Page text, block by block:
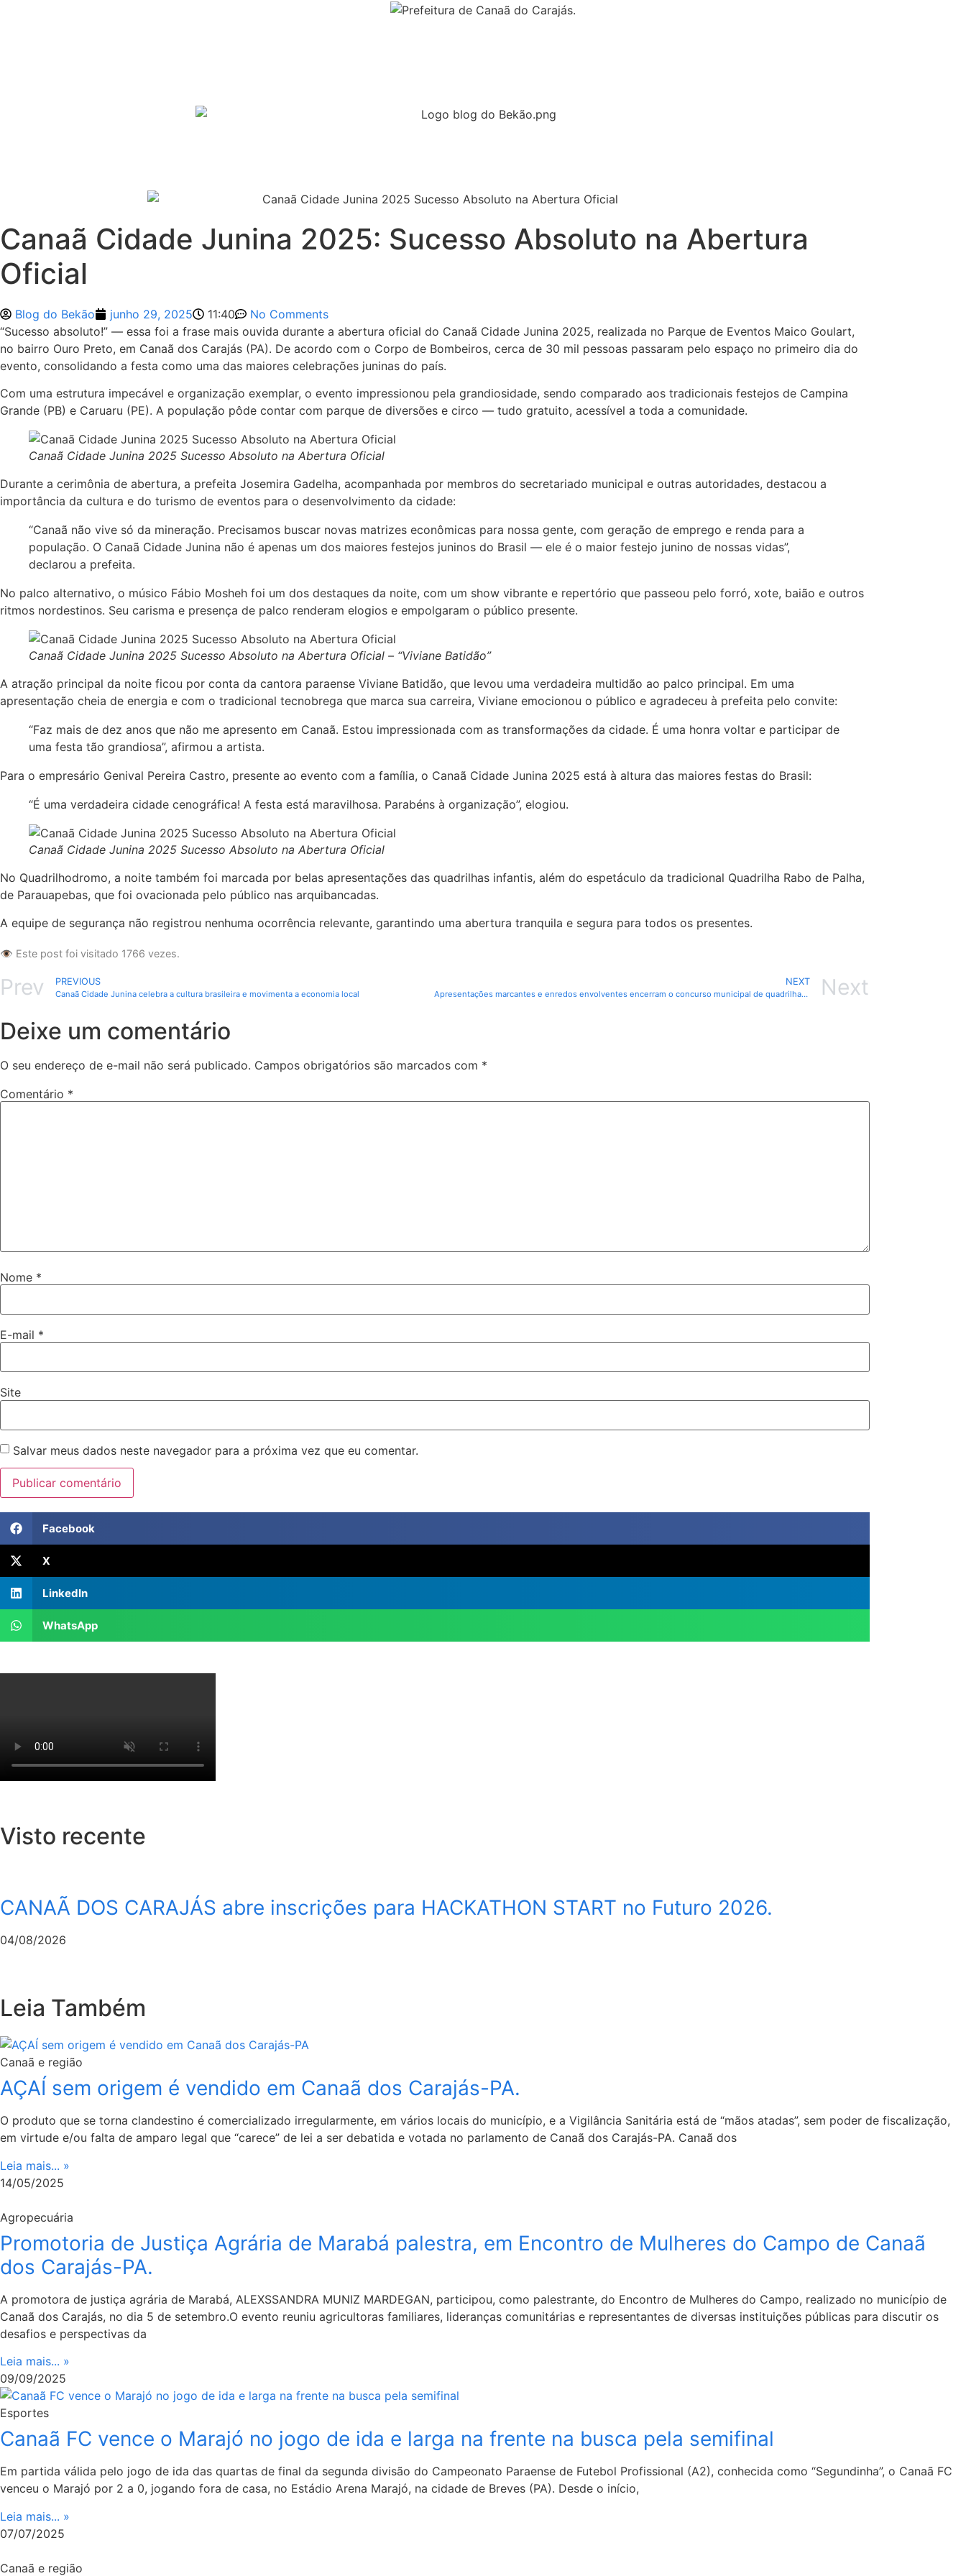
Canaã Cidade Junina 2025: Sucesso Absoluto na Abertura
Oficial
Blog do Bekão junho 29, 2025 11:40
No Comments
“Sucesso absoluto!” — essa foi a frase mais ouvida durante a abertura oficial do Canaã Cidade Junina 2025, realizada no Parque de Eventos Maico Goulart,
no bairro Ouro Preto, em Canaã dos Carajás (PA). De acordo com o Corpo de Bombeiros, cerca de 30 mil pessoas passaram pelo espaço no primeiro dia do
evento, consolidando a festa como uma das maiores celebrações juninas do país.
Com uma estrutura impecável e organização exemplar, o evento impressionou pela grandiosidade, sendo comparado aos tradicionais festejos de Campina
Grande (PB) e Caruaru (PE). A população pôde contar com parque de diversões e circo — tudo gratuito, acessível a toda a comunidade.
Canaã Cidade Junina 2025 Sucesso Absoluto na Abertura Oficial
Durante a cerimônia de abertura, a prefeita Josemira Gadelha, acompanhada por membros do secretariado municipal e outras autoridades, destacou a
importância da cultura e do turismo de eventos para o desenvolvimento da cidade:
“Canaã não vive só da mineração. Precisamos buscar novas matrizes econômicas para nossa gente, com geração de emprego e renda para a
população. O Canaã Cidade Junina não é apenas um dos maiores festejos juninos do Brasil — ele é o maior festejo junino de nossas vidas”,
declarou a prefeita.
No palco alternativo, o músico Fábio Mosheh foi um dos destaques da noite, com um show vibrante e repertório que passeou pelo forró, xote, baião e outros
ritmos nordestinos. Seu carisma e presença de palco renderam elogios e empolgaram o público presente.
Canaã Cidade Junina 2025 Sucesso Absoluto na Abertura Oficial – “Viviane Batidão”
A atração principal da noite ficou por conta da cantora paraense Viviane Batidão, que levou uma verdadeira multidão ao palco principal. Em uma
apresentação cheia de energia e com o tradicional tecnobrega que marca sua carreira, Viviane emocionou o público e agradeceu à prefeita pelo convite:
“Faz mais de dez anos que não me apresento em Canaã. Estou impressionada com as transformações da cidade. É uma honra voltar e participar de
uma festa tão grandiosa”, afirmou a artista.
Para o empresário Genival Pereira Castro, presente ao evento com a família, o Canaã Cidade Junina 2025 está à altura das maiores festas do Brasil:
“É uma verdadeira cidade cenográfica! A festa está maravilhosa. Parabéns à organização”, elogiou.
Canaã Cidade Junina 2025 Sucesso Absoluto na Abertura Oficial
No Quadrilhodromo, a noite também foi marcada por belas apresentações das quadrilhas infantis, além do espetáculo da tradicional Quadrilha Rabo de Palha,
de Parauapebas, que foi ovacionada pelo público nas arquibancadas.
A equipe de segurança não registrou nenhuma ocorrência relevante, garantindo uma abertura tranquila e segura para todos os presentes.
👁️ Este post foi visitado 1766 vezes.
Prev PREVIOUS
Canaã Cidade Junina celebra a cultura brasileira e movimenta a economia local
NEXT
Apresentações marcantes e enredos envolventes encerram o concurso municipal de quadrilhas no Canaã Cidade Junina Next
Deixe um comentário
O seu endereço de e-mail não será publicado. Campos obrigatórios são marcados com *
Comentário *
Nome *
E-mail *
Site
Salvar meus dados neste navegador para a próxima vez que eu comentar.
Facebook
X
LinkedIn
WhatsApp
Visto recente
CANAÃ DOS CARAJÁS abre inscrições para HACKATHON START no Futuro 2026.
04/08/2026
Leia Também
Canaã e região
AÇAÍ sem origem é vendido em Canaã dos Carajás-PA.
O produto que se torna clandestino é comercializado irregularmente, em vários locais do município, e a Vigilância Sanitária está de “mãos atadas”, sem poder de fiscalização,
em virtude e/ou falta de amparo legal que “carece” de lei a ser debatida e votada no parlamento de Canaã dos Carajás-PA. Canaã dos
Leia mais... »
14/05/2025
Agropecuária
Promotoria de Justiça Agrária de Marabá palestra, em Encontro de Mulheres do Campo de Canaã
dos Carajás-PA.
A promotora de justiça agrária de Marabá, ALEXSSANDRA MUNIZ MARDEGAN, participou, como palestrante, do Encontro de Mulheres do Campo, realizado no município de
Canaã dos Carajás, no dia 5 de setembro.O evento reuniu agricultoras familiares, lideranças comunitárias e representantes de diversas instituições públicas para discutir os
desafios e perspectivas da
Leia mais... »
09/09/2025
Esportes
Canaã FC vence o Marajó no jogo de ida e larga na frente na busca pela semifinal
Em partida válida pelo jogo de ida das quartas de final da segunda divisão do Campeonato Paraense de Futebol Profissional (A2), conhecida como “Segundinha”, o Canaã FC
venceu o Marajó por 2 a 0, jogando fora de casa, no Estádio Arena Marajó, na cidade de Breves (PA). Desde o início,
Leia mais... »
07/07/2025
Canaã e região